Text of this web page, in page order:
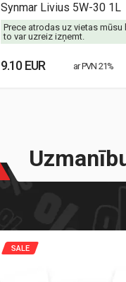
Synmar Livius 5W-30 1L
Prece atrodas uz vietas
to var uzreiz izņemt.
9.10 EUR ar PVN 21%
SALE